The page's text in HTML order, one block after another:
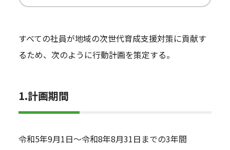
お問い合わせ
すべての社員が地域の次世代育成支援対策に貢献す
るため、次のように行動計画を策定する。
1.計画期間
令和5年9月1日～令和8年8月31日までの3年間